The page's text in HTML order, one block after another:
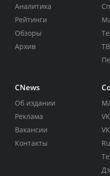
Аналитика
Рейтинги
Обзоры
Архив
ТВ
CNews
Об издании
Реклама
Вакансии
Контакты
VK